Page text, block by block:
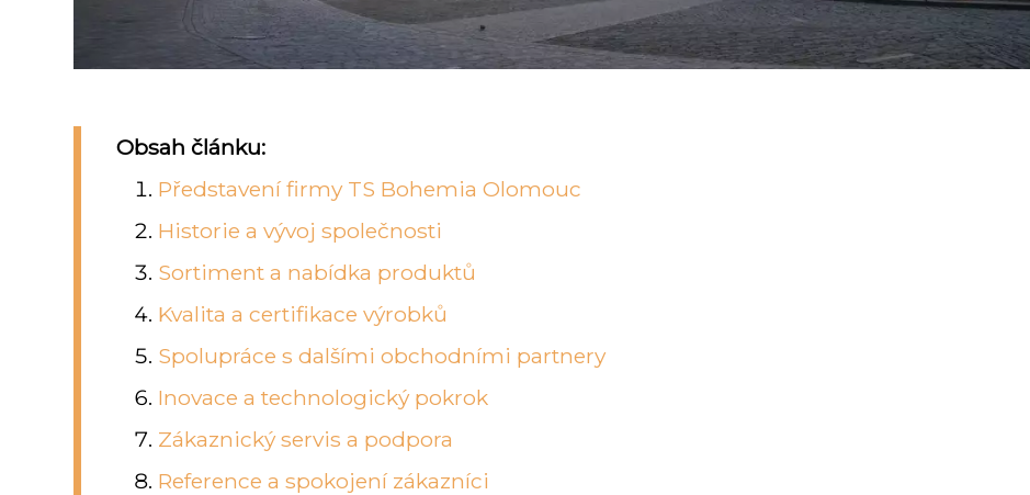
Obsah článku:
Představení firmy TS Bohemia Olomouc
Historie a vývoj společnosti
Sortiment a nabídka produktů
Kvalita a certifikace výrobků
Spolupráce s dalšími obchodními partnery
Inovace a technologický pokrok
Zákaznický servis a podpora
Reference a spokojení zákazníci